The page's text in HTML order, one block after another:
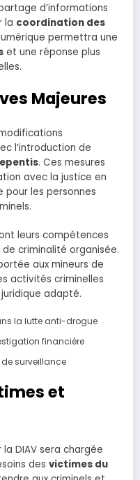
d’informations
la coordination des
permettra une
et une réponse plus
Majeures
l’introduction de
. Ces mesures
avec la justice en
pour les personnes
leurs compétences
criminalité organisée.
aux mineurs de
activités criminelles
adapté.
la lutte anti-drogue
financière
surveillance
et
DIAV sera chargée
des victimes du